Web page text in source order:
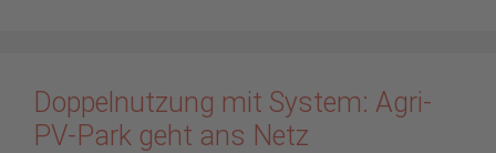
Doppelnutzung mit System: Agri-
PV-Park geht ans Netz